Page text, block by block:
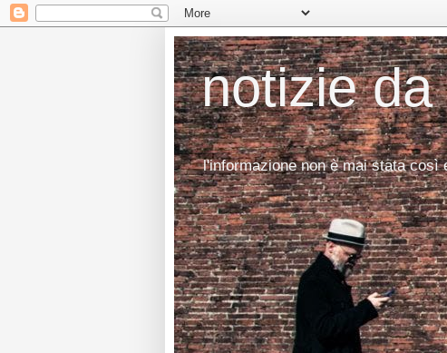
notizie
l'informazione non è mai stata